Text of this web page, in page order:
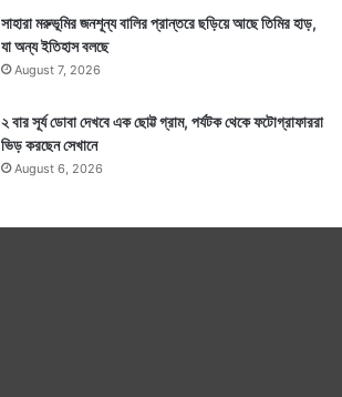
সাহারা মরুভূমির জনশূন্য বালির প্রান্তরে ছড়িয়ে আছে তিমির হাড়,
যা অন্য ইতিহাস বলছে
August 7, 2026
২ বার সূর্য ডোবা দেখবে এক ছোট্ট গ্রাম, পর্যটক থেকে ফটোগ্রাফাররা
ভিড় করছেন সেখানে
August 6, 2026